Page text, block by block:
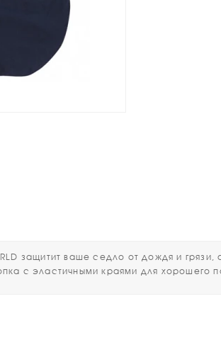
защитит ваше седло от дождя и грязи,
с эластичными краями для хорошего